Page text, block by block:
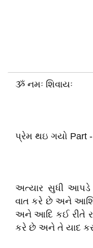
ૐ નમઃ શિવાયઃ
પ્રેમ થઇ ગયો Part
અત્યાર સુધી
વાત કરે છે અને
અને આદિ કઈ રીતે
કરે છે અને તે યાદ